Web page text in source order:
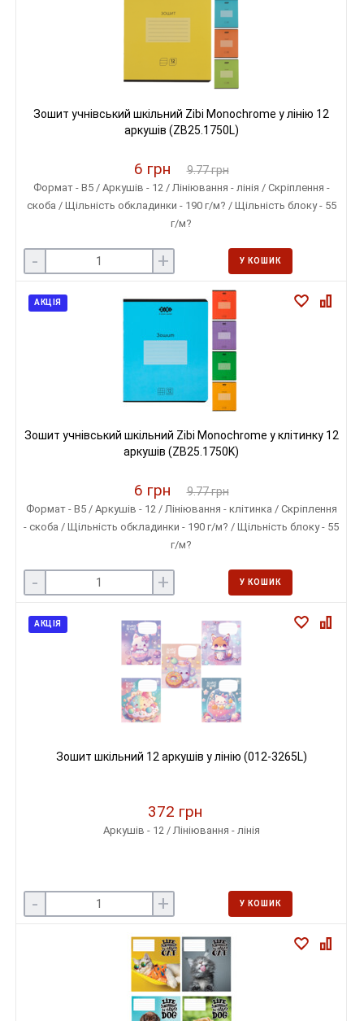
Зошит учнівський шкільний Zibi Monochrome у лінію 12
аркушів (ZB25.1750L)
6 грн 9.77 грн
Формат - B5 / Аркушів - 12 / Лініювання - лінія / Скріплення -
скоба / Щільність обкладинки - 190 г/м? / Щільність блоку - 55
г/м?
- + У КОШИК
АКЦІЯ
Зошит учнівський шкільний Zibi Monochrome у клітинку 12
аркушів (ZB25.1750K)
6 грн 9.77 грн
Формат - B5 / Аркушів - 12 / Лініювання - клітинка / Скріплення
- скоба / Щільність обкладинки - 190 г/м? / Щільність блоку - 55
г/м?
- + У КОШИК
АКЦІЯ
Зошит шкільний 12 аркушів у лінію (012-3265L)
372 грн
Аркушів - 12 / Лініювання - лінія
- + У КОШИК